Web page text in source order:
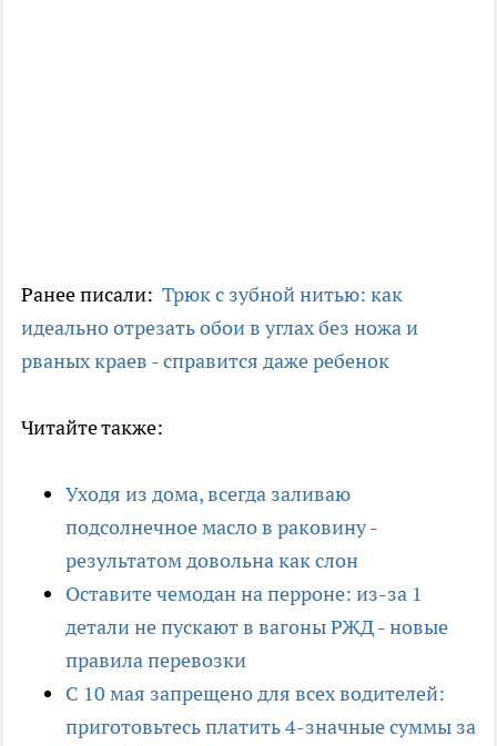
Ранее писали: Трюк с зубной нитью: как
идеально отрезать обои в углах без ножа и
рваных краев - справится даже ребенок
Читайте также:
Уходя из дома, всегда заливаю
подсолнечное масло в раковину -
результатом довольна как слон
Оставите чемодан на перроне: из-за 1
детали не пускают в вагоны РЖД - новые
правила перевозки
С 10 мая запрещено для всех водителей:
приготовьтесь платить 4-значные суммы за